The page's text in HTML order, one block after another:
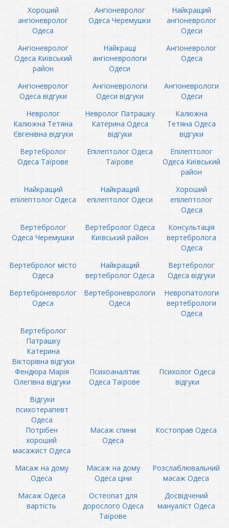
Хороший
ангіоневролог
Одеса
Ангіоневролог
Одеса Черемушки
Найкращий
ангіоневролог
Одеси
Ангіоневролог
Одеса Київський
район
Найкращі
ангіоневрологи
Одеси
Ангіоневролог
Одеса
Ангіоневролог
Одеса відгуки
Ангіоневрологи
Одеси відгуки
Ангіоневрологи
Одеси
Невролог
Калюжна Тетяна
Євгенівна відгуки
Невролог Патрашку
Катерина Одеса
відгуки
Калюжна
Тетяна Одеса
відгуки
Вертебролог
Одеса Таїрове
Епілептолог Одеса
Таїрове
Епілептолог
Одеса Київський
район
Найкращий
епілептолог Одеса
Найкращий
епілептолог Одеси
Хороший
епілептолог
Одеса
Вертебролог
Одеса Черемушки
Вертебролог Одеса
Київський район
Консультація
вертебролога
Одеса
Вертебролог місто
Одеса
Найкращий
вертебролог Одеса
Вертебролог
Одеса відгуки
Вертеброневролог
Одеса
Вертеброневрологи
Одеса
Невропатологи
вертебрологи
Одеса
Вертебролог
Патрашку
Катерина
Вікторівна відгуки
Фендюра Марія
Олегівна відгуки
Психоаналітик
Одеса Таїрове
Психолог Одеса
відгуки
Відгуки
психотерапевт
Одеса
Потрібен
хороший
масажист Одеса
Масаж спини
Одеса
Костоправ Одеса
Масаж на дому
Одеса
Масаж на дому
Одеса ціни
Розслаблювальний
масаж Одеса
Масаж Одеса
вартість
Остеопат для
дорослого Одеса
Таїрове
Досвідчений
мануаліст Одеса